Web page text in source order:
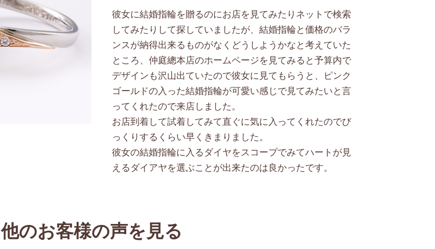
彼女に結婚指輪を贈るのにお店を見てみたりネットで検索
してみたりして探していましたが、結婚指輪と価格のバラ
ンスが納得出来るものがなくどうしようかなと考えていた
ところ、仲庭總本店のホームページを見てみると予算内で
デザインも沢山出ていたので彼女に見てもらうと、ピンク
ゴールドの入った結婚指輪が可愛い感じで見てみたいと言
ってくれたので来店しました。
お店到着して試着してみて直ぐに気に入ってくれたのでび
っくりするくらい早くきまりました。
彼女の結婚指輪に入るダイヤをスコープでみてハートが見
えるダイアヤを選ぶことが出来たのは良かったです。
他のお客様の声を見る